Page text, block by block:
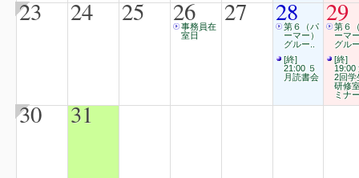
23 24 25 26
事務員在
室日
27 28
第６（パ
ーマー）
グルー..
[終]
21:00 ５
月読書会
29
第６
ーマ
グル
[終]
19:00
2回学
研修
ミナ
30 31